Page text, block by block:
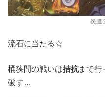
炎鷹
流石に当たる☆
桶狭間の戦いは拮抗まで行
破す…